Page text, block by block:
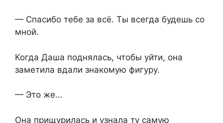
— Спасибо тебе за всё. Ты всегда будешь со
мной.
Когда Даша поднялась, чтобы уйти, она
заметила вдали знакомую фигуру.
— Это же…
Она прищурилась и узнала ту самую